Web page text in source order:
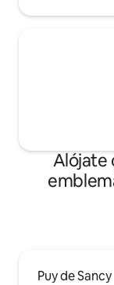
Alójate
Puy de Sancy